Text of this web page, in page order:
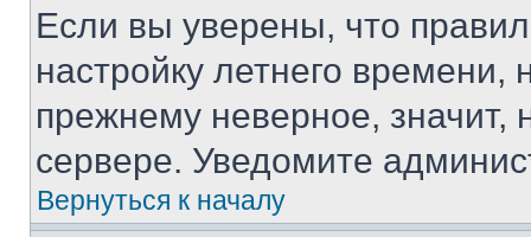
Если вы уверены, что
настройку летнего
прежнему неверное, значит,
сервере. Уведомите
Вернуться к началу